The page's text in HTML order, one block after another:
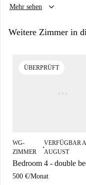
Mehr sehen
keyboard_arrow_down
Weitere Zimmer in
ÜBERPRÜFT
WG-
ZIMMER
■
VERFÜGBAR
AUGUST
Bedroom 4 - double
500 €/Monat